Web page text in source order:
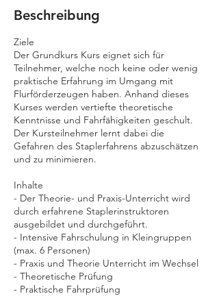
Beschreibung
Ziele
Der Grundkurs Kurs eignet sich für
Teilnehmer, welche noch keine oder wenig
praktische Erfahrung im Umgang mit
Flurförderzeugen haben. Anhand dieses
Kurses werden vertiefte theoretische
Kenntnisse und Fahrfähigkeiten geschult.
Der Kursteilnehmer lernt dabei die
Gefahren des Staplerfahrens abzuschätzen
und zu minimieren.
Inhalte
- Der Theorie- und Praxis-Unterricht wird
durch erfahrene Staplerinstruktoren
ausgebildet und durchgeführt.
- Intensive Fahrschulung in Kleingruppen
(max. 6 Personen)
- Praxis und Theorie Unterricht im Wechsel
- Theoretische Prüfung
- Praktische Fahrprüfung